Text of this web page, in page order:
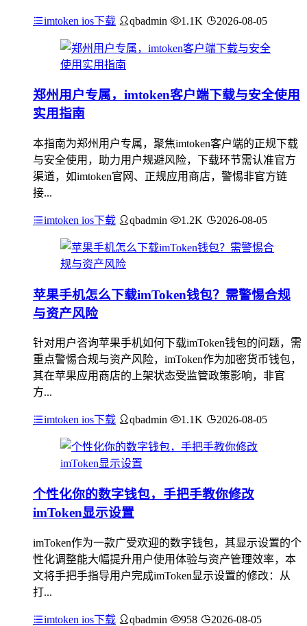
imtoken ios下载 qbadmin 1.1K 2026-08-05
郑州用户专属，imtoken客户端下载与安全使用
实用指南
本指南为郑州用户专属，聚焦imtoken客户端的正规下载
与安全使用，助力用户规避风险，下载环节需认准官方
渠道，如imtoken官网、正规应用商店，警惕非官方链
接...
imtoken ios下载 qbadmin 1.2K 2026-08-05
苹果手机怎么下载imToken钱包？需警惕合规
与资产风险
针对用户咨询苹果手机如何下载imToken钱包的问题，需
重点警惕合规与资产风险，imToken作为加密货币钱包，
其在苹果应用商店的上架状态受监管政策影响，非官
方...
imtoken ios下载 qbadmin 1.1K 2026-08-05
个性化你的数字钱包，手把手教你修改
imToken显示设置
imToken作为一款广受欢迎的数字钱包，其显示设置的个
性化调整能大幅提升用户使用体验与资产管理效率，本
文将手把手指导用户完成imToken显示设置的修改：从
打...
imtoken ios下载 qbadmin 958 2026-08-05